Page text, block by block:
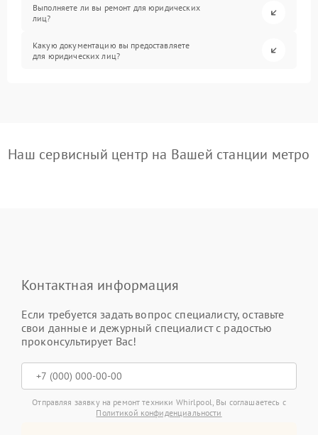
Выполняете ли вы ремонт для юридических
лиц?
Какую документацию вы предоставляете
для юридических лиц?
Наш сервисный центр на Вашей станции метро
Контактная информация
Если требуется задать вопрос специалисту, оставьте
свои данные и дежурный специалист с радостью
проконсультирует Вас!
Отправляя заявку на ремонт техники Whirlpool, Вы соглашаетесь с
Политикой конфиденциальности